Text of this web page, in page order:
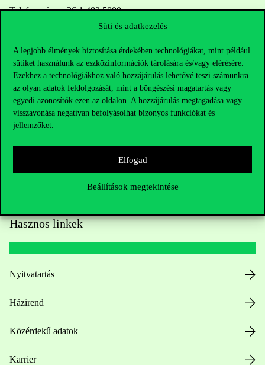
Süti és adatkezelés
A legjobb élmények biztosítása érdekében technológiákat, mint például
sütiket használunk az eszközinformációk tárolására és/vagy elérésére.
Ezekhez a technológiákhoz való hozzájárulás lehetővé teszi számunkra
az olyan adatok feldolgozását, mint a böngészési magatartás vagy
egyedi azonosítók ezen az oldalon. A hozzájárulás megtagadása vagy
visszavonása negatívan befolyásolhat bizonyos funkciókat és
jellemzőket.
Elfogad
Beállítások megtekintése
Telefonszám:+36 1 482 5000
Oktatói elérhetőségek
HUB jelenlegi hallgatóinknak
Sajtó:press@uni-corvinus.hu
Hasznos linkek
Nyitvatartás
Házirend
Közérdekű adatok
Karrier